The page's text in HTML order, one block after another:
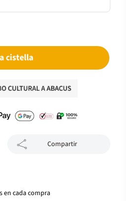
cistella
Compartir
en cada compra